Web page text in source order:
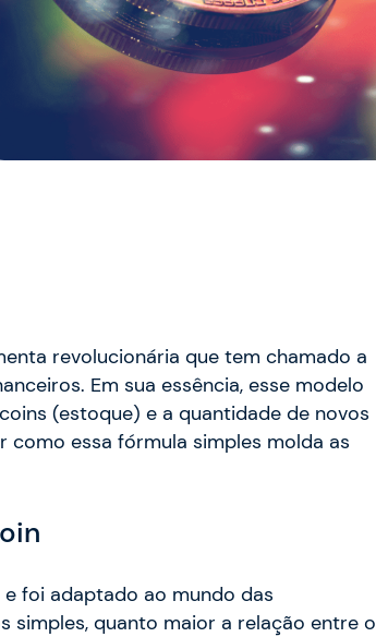
revolucionária que tem chamado a
Em sua essência, esse modelo
(estoque) e a quantidade de novos
como essa fórmula simples molda as
foi adaptado ao mundo das
simples, quanto maior a relação entre o